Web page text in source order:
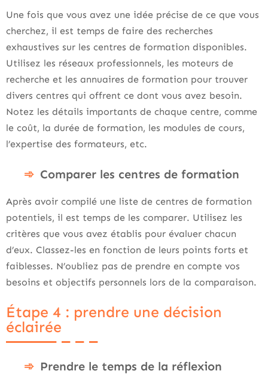
Une fois que vous avez une idée précise de ce que vous
cherchez, il est temps de faire des recherches
exhaustives sur les centres de formation disponibles.
Utilisez les réseaux professionnels, les moteurs de
recherche et les annuaires de formation pour trouver
divers centres qui offrent ce dont vous avez besoin.
Notez les détails importants de chaque centre, comme
le coût, la durée de formation, les modules de cours,
l’expertise des formateurs, etc.
Comparer les centres de formation
Après avoir compilé une liste de centres de formation
potentiels, il est temps de les comparer. Utilisez les
critères que vous avez établis pour évaluer chacun
d’eux. Classez-les en fonction de leurs points forts et
faiblesses. N’oubliez pas de prendre en compte vos
besoins et objectifs personnels lors de la comparaison.
Étape 4 : prendre une décision
éclairée
Prendre le temps de la réflexion